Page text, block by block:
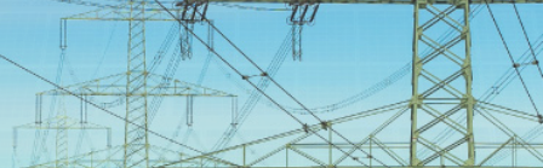
Electric
Industries.